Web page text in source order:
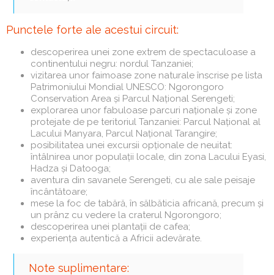
Punctele forte ale acestui circuit:
descoperirea unei zone extrem de spectaculoase a
continentului negru: nordul Tanzaniei;
vizitarea unor faimoase zone naturale înscrise pe lista
Patrimoniului Mondial UNESCO: Ngorongoro
Conservation Area și Parcul Național Serengeti;
explorarea unor fabuloase parcuri naționale și zone
protejate de pe teritoriul Tanzaniei: Parcul Național al
Lacului Manyara, Parcul Național Tarangire;
posibilitatea unei excursii opționale de neuitat:
întâlnirea unor populații locale, din zona Lacului Eyasi,
Hadza și Datooga;
aventura din savanele Serengeti, cu ale sale peisaje
încântătoare;
mese la foc de tabără, în sălbăticia africană, precum și
un prânz cu vedere la craterul Ngorongoro;
descoperirea unei plantații de cafea;
experiența autentică a Africii adevărate.
Note suplimentare: